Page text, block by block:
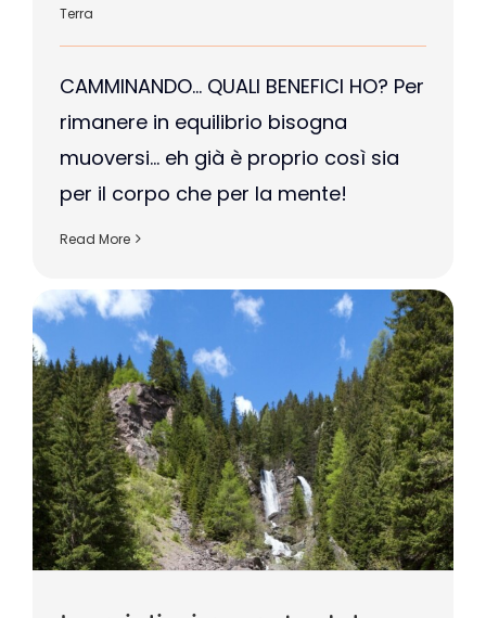
Terra
CAMMINANDO… QUALI BENEFICI HO? Per
rimanere in equilibrio bisogna
muoversi… eh già è proprio così sia
per il corpo che per la mente!
Read More